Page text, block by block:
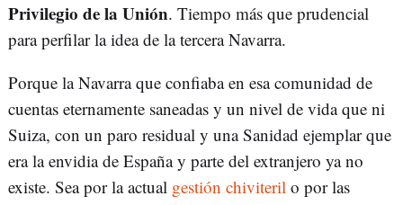
Privilegio de la Unión. Tiempo más que prudencial
para perfilar la idea de la tercera Navarra.
Porque la Navarra que confiaba en esa comunidad de
cuentas eternamente saneadas y un nivel de vida que ni
Suiza, con un paro residual y una Sanidad ejemplar que
era la envidia de España y parte del extranjero ya no
existe. Sea por la actual gestión chiviteril o por las